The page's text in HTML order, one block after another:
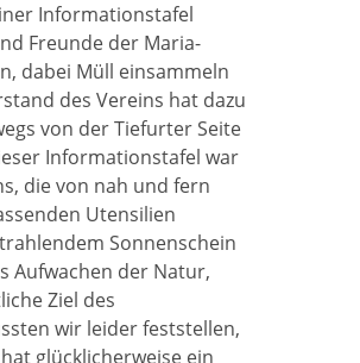
Informationstafel
Freunde der Maria-
dabei Müll einsammeln
des Vereins hat dazu
von der Tiefurter Seite
Informationstafel war
die von nah und fern
Utensilien
Sonnenschein
Aufwachen der Natur,
Ziel des
wir leider feststellen,
glücklicherweise ein